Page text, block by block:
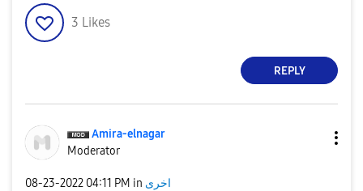
3 Likes
REPLY
Amira-elnagar
Moderator
‎08-23-2022 04:11 PM in اخرى